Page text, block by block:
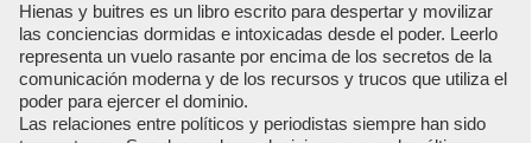
Hienas y buitres es un libro escrito para despertar y movilizar
las conciencias dormidas e intoxicadas desde el poder. Leerlo
representa un vuelo rasante por encima de los secretos de la
comunicación moderna y de los recursos y trucos que utiliza el
poder para ejercer el dominio.
Las relaciones entre políticos y periodistas siempre han sido